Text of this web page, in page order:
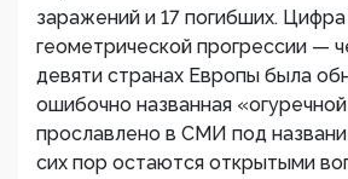
заражений и 17 погибших.
геометрической прогрессии —
девяти странах Европы была
ошибочно названная
прославлено в СМИ под
сих пор остаются открытыми